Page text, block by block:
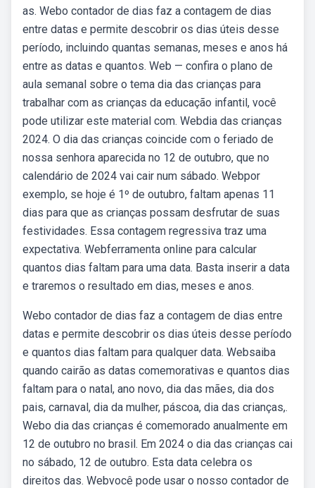
as. Webo contador de dias faz a contagem de dias
entre datas e permite descobrir os dias úteis desse
período, incluindo quantas semanas, meses e anos há
entre as datas e quantos. Web — confira o plano de
aula semanal sobre o tema dia das crianças para
trabalhar com as crianças da educação infantil, você
pode utilizar este material com. Webdia das crianças
2024. O dia das crianças coincide com o feriado de
nossa senhora aparecida no 12 de outubro, que no
calendário de 2024 vai cair num sábado. Webpor
exemplo, se hoje é 1º de outubro, faltam apenas 11
dias para que as crianças possam desfrutar de suas
festividades. Essa contagem regressiva traz uma
expectativa. Webferramenta online para calcular
quantos dias faltam para uma data. Basta inserir a data
e traremos o resultado em dias, meses e anos.
Webo contador de dias faz a contagem de dias entre
datas e permite descobrir os dias úteis desse período
e quantos dias faltam para qualquer data. Websaiba
quando cairão as datas comemorativas e quantos dias
faltam para o natal, ano novo, dia das mães, dia dos
pais, carnaval, dia da mulher, páscoa, dia das crianças,.
Webo dia das crianças é comemorado anualmente em
12 de outubro no brasil. Em 2024 o dia das crianças cai
no sábado, 12 de outubro. Esta data celebra os
direitos das. Webvocê pode usar o nosso contador de